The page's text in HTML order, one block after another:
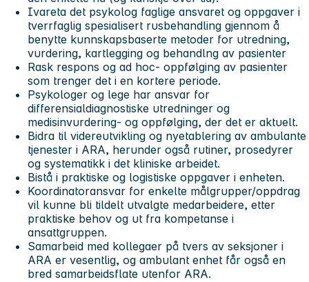
Ivareta det psykolog faglige ansvaret og oppgaver i
tverrfaglig spesialisert rusbehandling gjennom å
benytte kunnskapsbaserte metoder for utredning,
vurdering, kartlegging og behandlng av pasienter
Rask respons og ad hoc- oppfølging av pasienter
som trenger det i en kortere periode.
Psykologer og lege har ansvar for
differensialdiagnostiske utredninger og
medisinvurdering- og oppfølging, der det er aktuelt.
Bidra til videreutvikling og nyetablering av ambulante
tjenester i ARA, herunder også rutiner, prosedyrer
og systematikk i det kliniske arbeidet.
Bistå i praktiske og logistiske oppgaver i enheten.
Koordinatoransvar for enkelte målgrupper/oppdrag
vil kunne bli tildelt utvalgte medarbeidere, etter
praktiske behov og ut fra kompetanse i
ansattgruppen.
Samarbeid med kollegaer på tvers av seksjoner i
ARA er vesentlig, og ambulant enhet får også en
bred samarbeidsflate utenfor ARA.